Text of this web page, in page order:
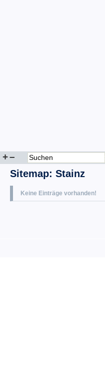
+–
Sitemap: Stainz
Keine Einträge vorhanden!